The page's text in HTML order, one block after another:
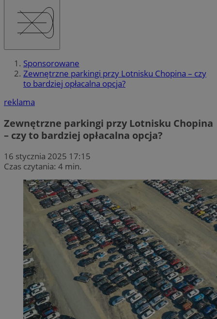
Sponsorowane
Zewnętrzne parkingi przy Lotnisku Chopina – czy
to bardziej opłacalna opcja?
reklama
Zewnętrzne parkingi przy Lotnisku Chopina
– czy to bardziej opłacalna opcja?
16 stycznia 2025 17:15
Czas czytania: 4 min.